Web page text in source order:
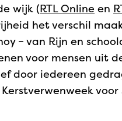
wijk (RTL Online en
het verschil
– van Rijn en
voor mensen uit
door iedereen